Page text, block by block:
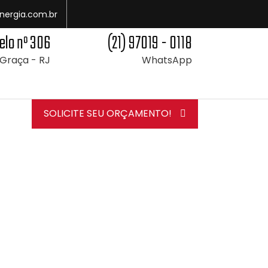
nº 306
- RJ
(21) 97019 - 0118
WhatsApp
SOLICITE SEU ORÇAMENTO!